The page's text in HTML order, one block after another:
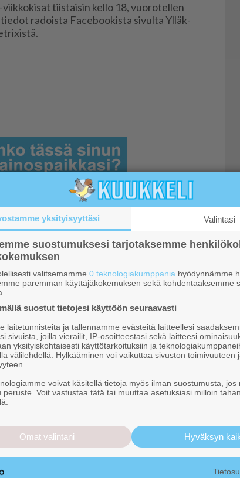
tiis­tai­sin kel­lo 18, vuo­ro­tel­len
ra­dois­ta Fa­ce­boo­kis­ta si­vul­ta Yl­läk­
Ylläksellä ja lähistöllä
Parhaat vinkit ja
yksityisyyttäsi Valintasi
suostumuksesi tarjotaksemme
valitsemamme 0 teknologiakumppania hyödynnämme
paremman käyttäjäkokemuksen sekä kohdentaaksemme
suostut tietojesi käyttöön seuraavasti
laitetunnisteita ja tallennamme evästeitä laitteellesi
sivuista, joilla vierailit, IP-osoitteestasi sekä laitteesi
yksityiskohtaisesti käyttötarkoituksiin ja
välilehdellä. Hylkääminen voi vaikuttaa sivuston toimivuuteen
voivat käsitellä tietoja myös ilman suostumusta, jos
peruste. Voit vastustaa tätä tai muuttaa asetuksiasi milloin
Hyväksyn
Omat valintani